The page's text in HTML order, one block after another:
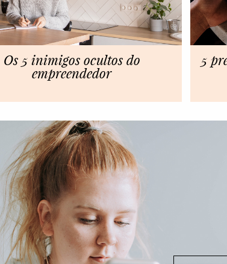
Os 5 inimigos ocultos do
empreendedor
5